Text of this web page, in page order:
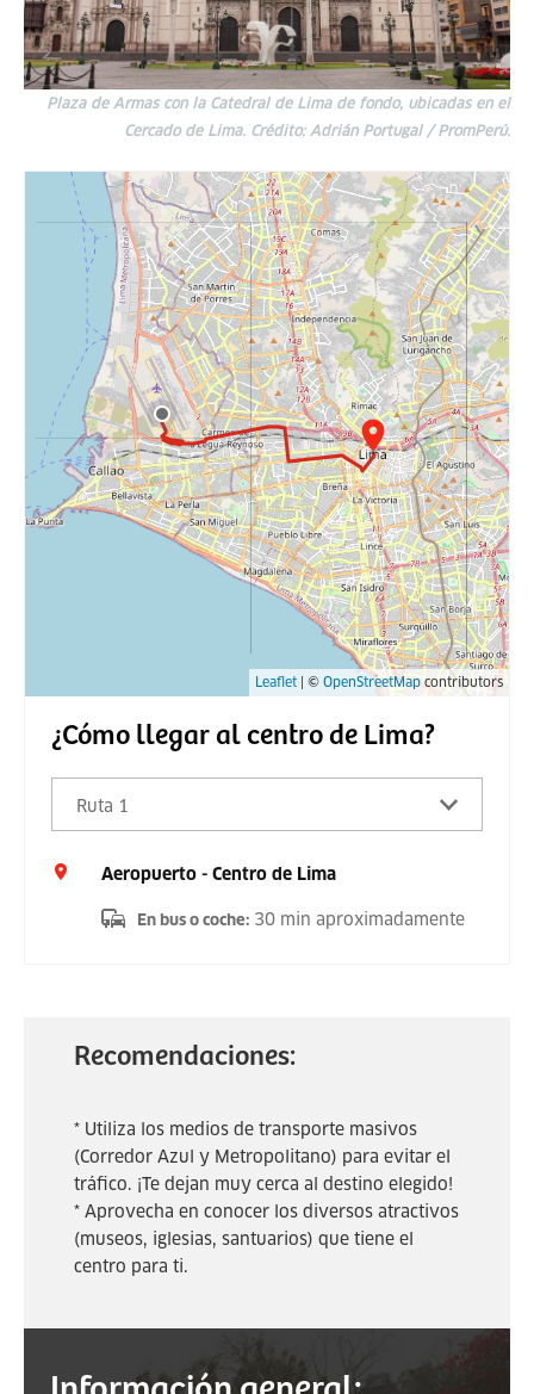
Plaza de Armas con la Catedral de Lima de fondo, ubicadas en el
Cercado de Lima. Crédito: Adrián Portugal / PromPerú.
Leaflet | © OpenStreetMapcontributors
¿Cómo llegar al centro de Lima?
Ruta 1
Aeropuerto - Centro de Lima
En bus o coche: 30 min aproximadamente
Recomendaciones:
* Utiliza los medios de transporte masivos
(Corredor Azul y Metropolitano) para evitar el
tráfico. ¡Te dejan muy cerca al destino elegido!
* Aprovecha en conocer los diversos atractivos
(museos, iglesias, santuarios) que tiene el
centro para ti.